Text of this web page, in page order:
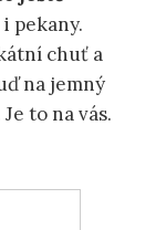
pekany.
chuť a
na jemný
to na vás.